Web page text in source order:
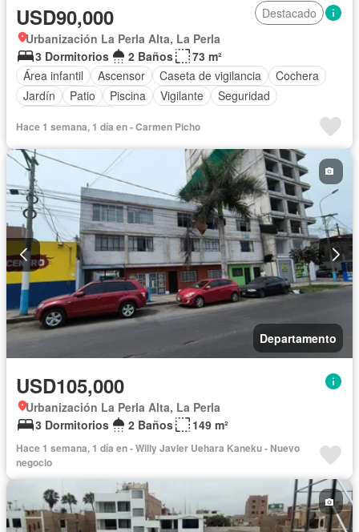
USD90,000
Destacado
Urbanización La Perla Alta, La Perla
3 Dormitorios
2 Baños
73 m²
Área infantil
Ascensor Caseta de vigilancia
Cochera
Jardín
Patio Piscina Vigilante
Seguridad
Hace 1 semana, 1 día en - Carmen Picho
Departamento
USD105,000
Urbanización La Perla Alta, La Perla
3 Dormitorios
2 Baños 149 m²
Hace 1 semana, 1 día en - Willy Javier Uehara Kaneku - Nuevo
negocio